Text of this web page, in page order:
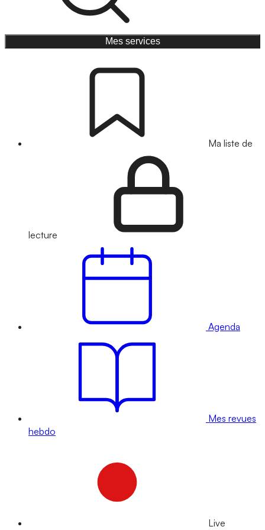
Mes services
Ma liste de
lecture
Agenda
Mes revues
hebdo
Live